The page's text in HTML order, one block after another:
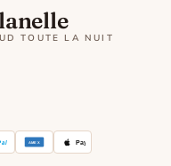
TOUTE LA NUIT
AMEX Pay